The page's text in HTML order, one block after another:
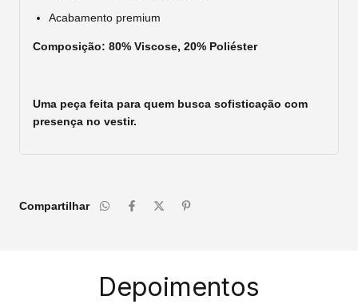
Acabamento premium
Composição: 80% Viscose, 20% Poliéster
Uma peça feita para quem busca sofisticação com
presença no vestir.
Compartilhar
Depoimentos